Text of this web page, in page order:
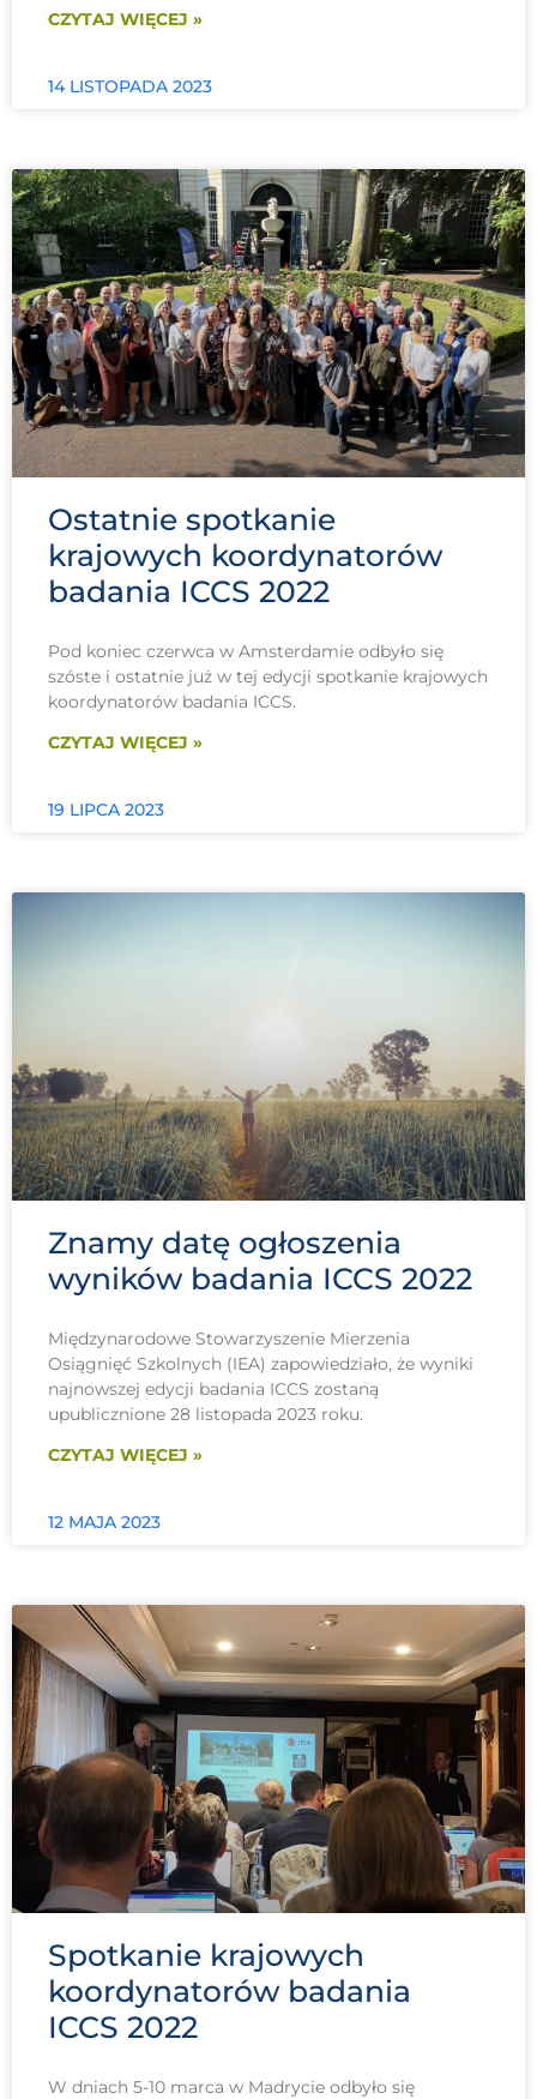
CZYTAJ WIĘCEJ »
14 LISTOPADA 2023
Ostatnie spotkanie
krajowych koordynatorów
badania ICCS 2022
Pod koniec czerwca w Amsterdamie odbyło się
szóste i ostatnie już w tej edycji spotkanie krajowych
koordynatorów badania ICCS.
CZYTAJ WIĘCEJ »
19 LIPCA 2023
Znamy datę ogłoszenia
wyników badania ICCS 2022
Międzynarodowe Stowarzyszenie Mierzenia
Osiągnięć Szkolnych (IEA) zapowiedziało, że wyniki
najnowszej edycji badania ICCS zostaną
upublicznione 28 listopada 2023 roku.
CZYTAJ WIĘCEJ »
12 MAJA 2023
Spotkanie krajowych
koordynatorów badania
ICCS 2022
W dniach 5-10 marca w Madrycie odbyło się